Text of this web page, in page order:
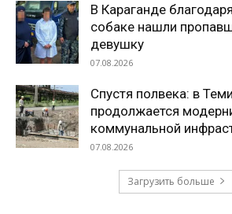
В Караганде
собаке нашли
девушку
07.08.2026
Спустя полвека: в
продолжается
коммунальной
07.08.2026
Загрузить больше